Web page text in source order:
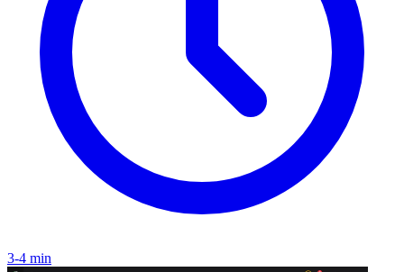
3-4 min